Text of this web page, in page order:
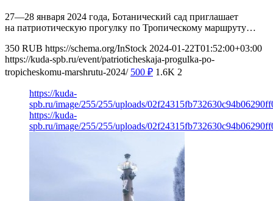
27—28 января 2024 года, Ботанический сад приглашает
на патриотическую прогулку по Тропическому маршруту…
350 RUB https://schema.org/InStock 2024-01-22T01:52:00+03:00
https://kuda-spb.ru/event/patrioticheskaja-progulka-po-
tropicheskomu-marshrutu-2024/ 500 ₽ 1.6K 2
https://kuda-
spb.ru/image/255/255/uploads/
https://kuda-
spb.ru/image/255/255/uploads/